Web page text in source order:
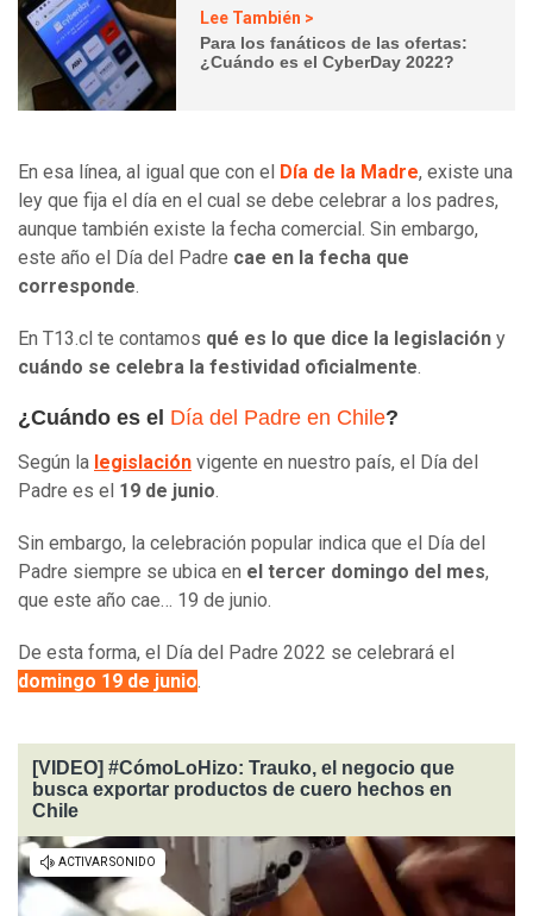
Lee También >
Para los fanáticos de las ofertas:
¿Cuándo es el CyberDay 2022?
En esa línea, al igual que con el Día de la Madre, existe una
ley que fija el día en el cual se debe celebrar a los padres,
aunque también existe la fecha comercial. Sin embargo,
este año el Día del Padre cae en la fecha que
corresponde.
En T13.cl te contamos qué es lo que dice la legislación y
cuándo se celebra la festividad oficialmente.
¿Cuándo es el Día del Padre en Chile?
Según la legislación vigente en nuestro país, el Día del
Padre es el 19 de junio.
Sin embargo, la celebración popular indica que el Día del
Padre siempre se ubica en el tercer domingo del mes,
que este año cae… 19 de junio.
De esta forma, el Día del Padre 2022 se celebrará el
domingo 19 de junio.
[VIDEO] #CómoLoHizo: Trauko, el negocio que
busca exportar productos de cuero hechos en
Chile